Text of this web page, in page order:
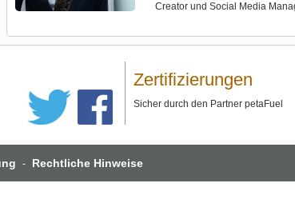
Creator und Social Media
Zertifizierungen
Sicher durch den Partner petaFuel
- Rechtliche Hinweise